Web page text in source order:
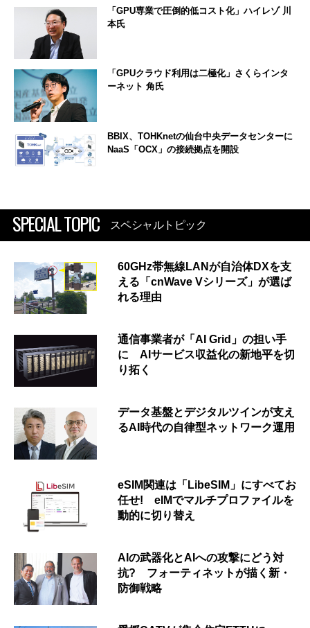
「GPU専業で圧倒的低コスト化」ハイレゾ 川
本氏
「GPUクラウド利用は二極化」さくらインタ
ーネット 角氏
BBIX、TOHKnetの仙台中央データセンターに
NaaS「OCX」の接続拠点を開設
SPECIAL TOPIC スペシャルトピック
60GHz帯無線LANが自治体DXを支
える「cnWave Vシリーズ」が選ば
れる理由
通信事業者が「AI Grid」の担い手
に AIサービス収益化の新地平を切
り拓く
データ基盤とデジタルツインが支え
るAI時代の自律型ネットワーク運用
eSIM関連は「LibeSIM」にすべてお
任せ! eIMでマルチプロファイルを
動的に切り替え
AIの武器化とAIへの攻撃にどう対
抗? フォーティネットが描く新・
防御戦略